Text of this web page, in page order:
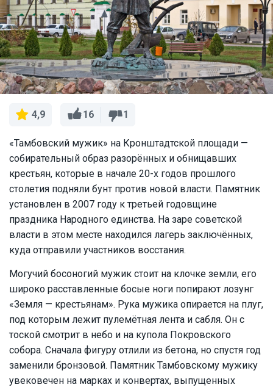
4,9 16 1
«Тамбовский мужик» на Кронштадтской площади —
собирательный образ разорённых и обнищавших
крестьян, которые в начале 20-х годов прошлого
столетия подняли бунт против новой власти. Памятник
установлен в 2007 году к третьей годовщине
праздника Народного единства. На заре советской
власти в этом месте находился лагерь заключённых,
куда отправили участников восстания.
Могучий босоногий мужик стоит на клочке земли, его
широко расставленные босые ноги попирают лозунг
«Земля — крестьянам». Рука мужика опирается на плуг,
под которым лежит пулемётная лента и сабля. Он с
тоской смотрит в небо и на купола Покровского
собора. Сначала фигуру отлили из бетона, но спустя год
заменили бронзовой. Памятник Тамбовскому мужику
увековечен на марках и конвертах, выпущенных